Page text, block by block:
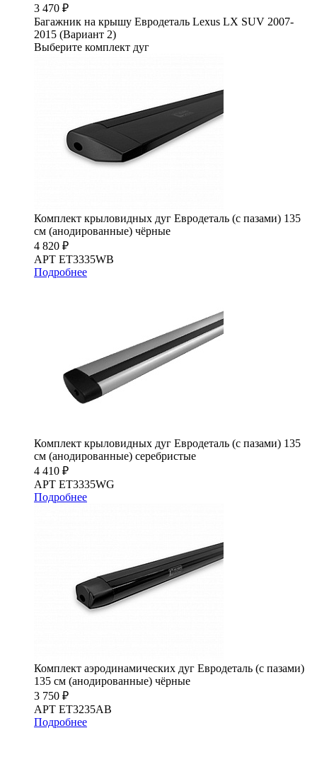
3 470 ₽
Багажник на крышу Евродеталь Lexus LX SUV 2007-
2015 (Вариант 2)
Выберите комплект дуг
Комплект крыловидных дуг Евродеталь (с пазами) 135
см (анодированные) чёрные
4 820 ₽
АРТ ET3335WB
Подробнее
Комплект крыловидных дуг Евродеталь (с пазами) 135
см (анодированные) серебристые
4 410 ₽
АРТ ET3335WG
Подробнее
Комплект аэродинамических дуг Евродеталь (с пазами)
135 см (анодированные) чёрные
3 750 ₽
АРТ ET3235AB
Подробнее